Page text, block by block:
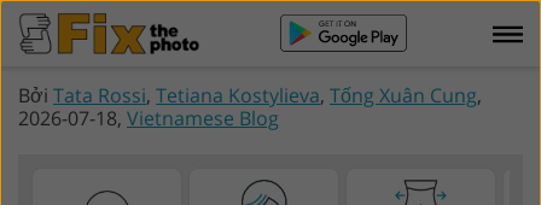
Bởi Tata Rossi, Tetiana Kostylieva, Tống Xuân Cung,
2026-07-18, Vietnamese Blog